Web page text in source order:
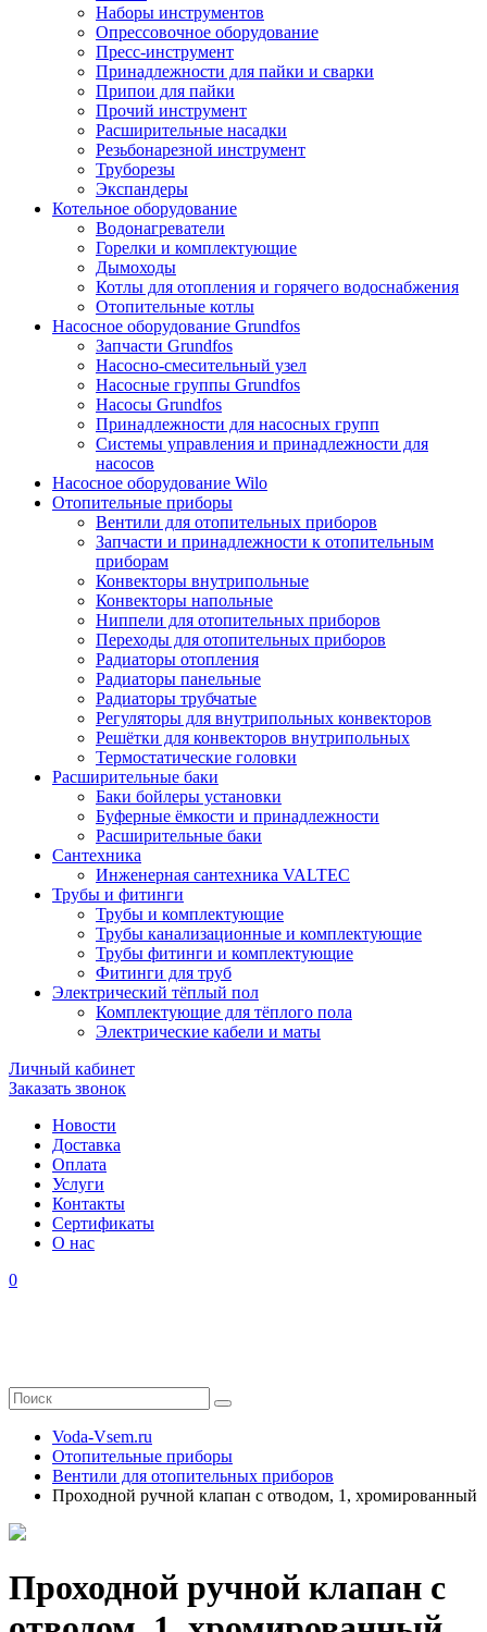
Наборы инструментов
Опрессовочное оборудование
Пресс-инструмент
Принадлежности для пайки и сварки
Припои для пайки
Прочий инструмент
Расширительные насадки
Резьбонарезной инструмент
Труборезы
Экспандеры
Котельное оборудование
Водонагреватели
Горелки и комплектующие
Дымоходы
Котлы для отопления и горячего водоснабжения
Отопительные котлы
Насосное оборудование Grundfos
Запчасти Grundfos
Насосно-смесительный узел
Насосные группы Grundfos
Насосы Grundfos
Принадлежности для насосных групп
Системы управления и принадлежности для
насосов
Насосное оборудование Wilo
Отопительные приборы
Вентили для отопительных приборов
Запчасти и принадлежности к отопительным
приборам
Конвекторы внутрипольные
Конвекторы напольные
Ниппели для отопительных приборов
Переходы для отопительных приборов
Радиаторы отопления
Радиаторы панельные
Радиаторы трубчатые
Регуляторы для внутрипольных конвекторов
Решётки для конвекторов внутрипольных
Термостатические головки
Расширительные баки
Баки бойлеры установки
Буферные ёмкости и принадлежности
Расширительные баки
Сантехника
Инженерная сантехника VALTEC
Трубы и фитинги
Трубы и комплектующие
Трубы канализационные и комплектующие
Трубы фитинги и комплектующие
Фитинги для труб
Электрический тёплый пол
Комплектующие для тёплого пола
Электрические кабели и маты
Личный кабинет
Заказать звонок
Новости
Доставка
Оплата
Услуги
Контакты
Cертификаты
О нас
0
Voda-Vsem.ru
Отопительные приборы
Вентили для отопительных приборов
Проходной ручной клапан с отводом, 1, хромированный
Проходной ручной клапан с